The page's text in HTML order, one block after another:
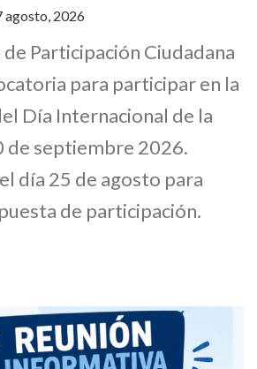
agosto, 2026
de Participación Ciudadana
para participar en la
Día Internacional de la
de septiembre 2026.
día 25 de agosto para
de participación.